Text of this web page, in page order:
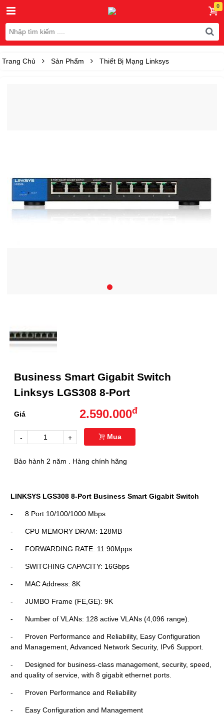
Trang Chủ Sản Phẩm Thiết Bị Mạng Linksys
Business Smart Gigabit Switch
Linksys LGS308 8-Port
Giá 2.590.000đ
- + Mua
Bảo hành 2 năm . Hàng chính hãng
LINKSYS LGS308 8-Port Business Smart Gigabit Switch
- 8 Port 10/100/1000 Mbps
- CPU MEMORY DRAM: 128MB
- FORWARDING RATE: 11.90Mpps
- SWITCHING CAPACITY: 16Gbps
- MAC Address: 8K
- JUMBO Frame (FE,GE): 9K
- Number of VLANs: 128 active VLANs (4,096 range).
- Proven Performance and Reliability, Easy Configuration
and Management, Advanced Network Security, IPv6 Support.
- Designed for business-class management, security, speed,
and quality of service, with 8 gigabit ethernet ports.
- Proven Performance and Reliability
- Easy Configuration and Management